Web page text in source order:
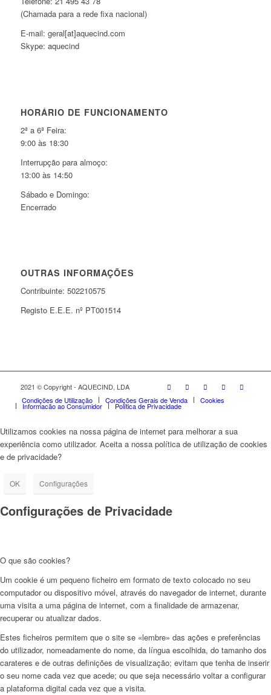
(Chamada para a rede fixa nacional)
E-mail: geral[at]aquecind.com
Skype: aquecind
HORÁRIO DE FUNCIONAMENTO
2ª a 6ª Feira:
9:00 às 18:30
Interrupção para almoço:
13:00 às 14:50
Sábado e Domingo:
Encerrado
OUTRAS INFORMAÇÕES
Contribuinte: 502210575
Registo E.E.E. nº PT001514
2021 © Copyright - AQUECIND, LDA
Condições de Utilização
Condições Gerais de Venda Cookies
Informação ao Consumidor Política de Privacidade
Utilizamos cookies na nossa página de internet para melhorar a sua
experiência como utilizador. Aceita a nossa política de utilização de cookies
e de privacidade?
OK Configurações
Configurações de Privacidade
O que são cookies?
Um cookie é um pequeno ficheiro em formato de texto colocado no seu
computador ou dispositivo móvel, através do navegador de internet, durante
uma visita a uma página de internet, com a finalidade de armazenar,
recuperar ou atualizar dados.
Estes ficheiros permitem que o site se «lembre» das ações e preferências
do utilizador, nomeadamente do nome, da língua escolhida, do tamanho dos
carateres e de outras definições de visualização; evitam que tenha de inserir
o seu nome cada vez que acede; ou que seja necessário voltar a configurar
a plataforma digital cada vez que a visita.